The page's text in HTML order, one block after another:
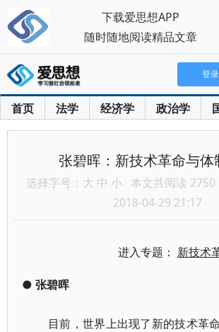
首页 法学 经济学 政治学
登录
张碧晖：新技术革命与体
选择字号： 大 中 小 本文共阅读 2750
2018-04-29 21:17
进入专题： 新技术
● 张碧晖
目前，世界上出现了新的技术革
下载爱思想APP
随时随地阅读精品文章